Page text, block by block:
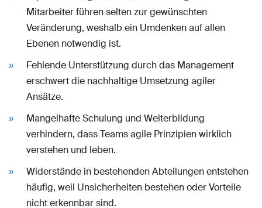
Mitarbeiter führen selten zur gewünschten
Veränderung, weshalb ein Umdenken auf allen
Ebenen notwendig ist.
Fehlende Unterstützung durch das Management
erschwert die nachhaltige Umsetzung agiler
Ansätze.
Mangelhafte Schulung und Weiterbildung
verhindern, dass Teams agile Prinzipien wirklich
verstehen und leben.
Widerstände in bestehenden Abteilungen entstehen
häufig, weil Unsicherheiten bestehen oder Vorteile
nicht erkennbar sind.